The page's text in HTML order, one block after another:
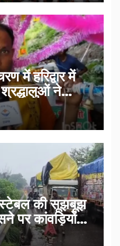
में हरिद्वार में
ने
की सूझबूझ
पर कांवड़ियों